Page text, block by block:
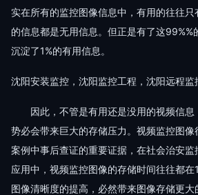
实在所有的监控图像信息中，有用的往往只
的信息都是无用信息。但正是有了这99%%
沉淀了1%的有用信息。
沈阳安装监控，沈阳监控工程，沈阳远程监
因此，不管是有用还是没用的视频信息
势必会带来巨大的存储压力。视频监控图
案例中事后查证的重要证据，在社会治安
应用中，视频监控图像的存储时间往往都
图像清晰度的提高，必然带来图像存储更